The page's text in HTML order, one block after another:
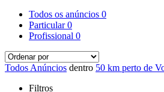
Todos os anúncios 0
Particular0
Profissional 0
Todos Anúncios dentro 50 km perto de
Filtros